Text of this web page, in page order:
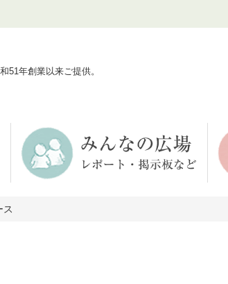
51年創業以来ご提供。
ス